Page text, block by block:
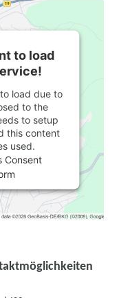
to load
load due to
to the
to setup
this content
used.
Consent